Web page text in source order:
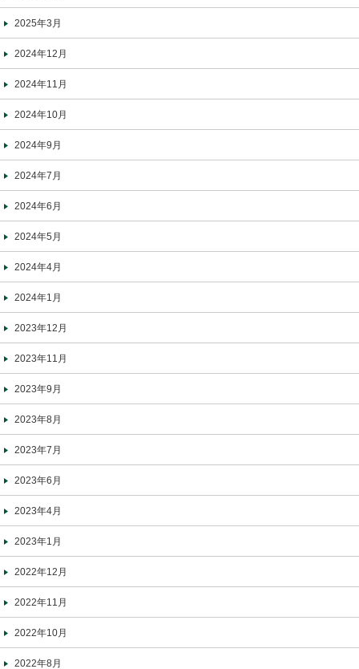
2025年3月
2024年12月
2024年11月
2024年10月
2024年9月
2024年7月
2024年6月
2024年5月
2024年4月
2024年1月
2023年12月
2023年11月
2023年9月
2023年8月
2023年7月
2023年6月
2023年4月
2023年1月
2022年12月
2022年11月
2022年10月
2022年8月